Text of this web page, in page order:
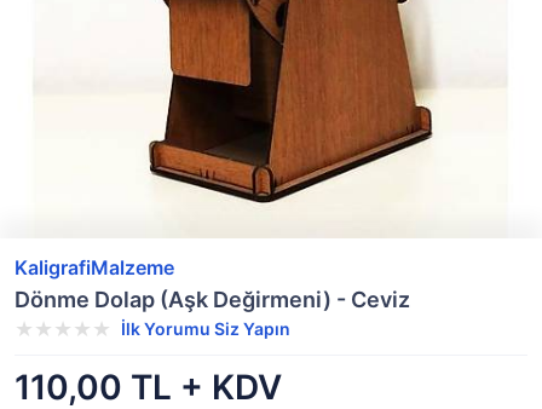
KaligrafiMalzeme
Dönme Dolap (Aşk Değirmeni) - Ceviz
İlk Yorumu Siz Yapın
110,00 TL + KDV